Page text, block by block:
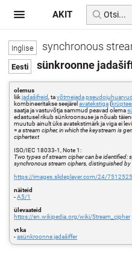
synchronous
sünkroonne
olemus
liikjadašifreid , tavõtmejadapseudojuhuarvud
kombineeritakse seejärelavatekstiga(
saatja ja vastuvõtja sammud peavad olema
edastusel rikub sünkroonsuse ja nõuab
muutub ainult üks avatekstimärk ja viga ei
=a stream cipher, in which the keystream is
ciphertext
ISO/IEC 18033-1, Note 1:
Two types of stream cipher can be identified:
synchronous stream ciphers, distinguished
https://images.slideplayer.com/24/
näiteid
-A5/1
ülevaateid
https://en.wikipedia.org/wiki/Stream_cipher
vt ka
-asünkroonne jadašiffer
AKIT